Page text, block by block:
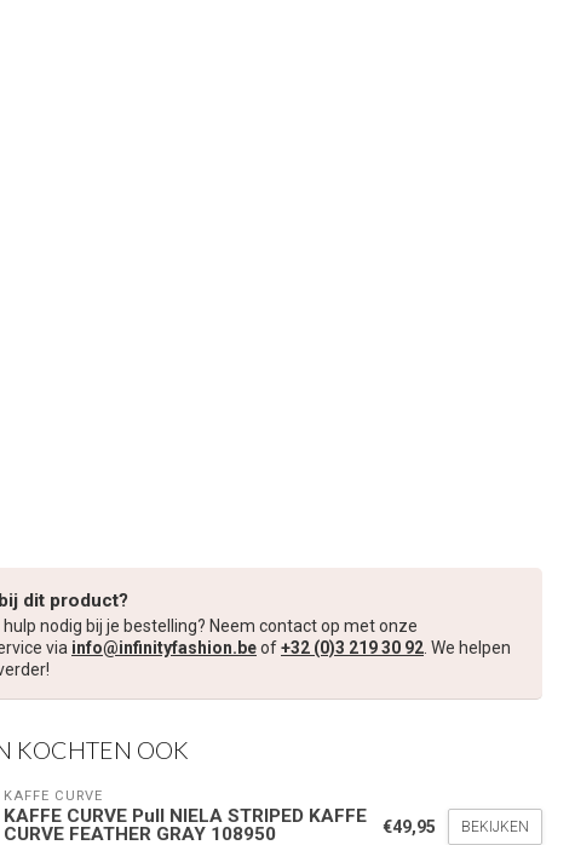
dit product?
hulp nodig bij je bestelling? Neem contact op met onze
via info@infinityfashion.beof+32 (0)3 219 30 92 . We helpen
KOCHTEN OOK
KAFFE CURVE
KAFFE CURVE Pull NIELA STRIPED KAFFE
CURVE FEATHER GRAY 108950
€49,95 BEKIJKEN